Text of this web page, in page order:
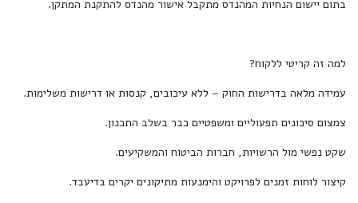
בתום יישום הנחיות המהנדס מתקבל אישור מהנדס להתקנת המתקן.
למה זה קריטי ללקוח?
עמידה מלאה בדרישות החוק – ללא עיכובים, קנסות או דרישות משלימות.
צמצום סיכונים תפעוליים ומשפטיים כבר בשלב התכנון.
שקט נפשי מול הרשויות, חברות הביטוח והמשקיעים.
קיצור לוחות זמנים לפרויקט והימנעות מתיקונים יקרים בדיעבד.